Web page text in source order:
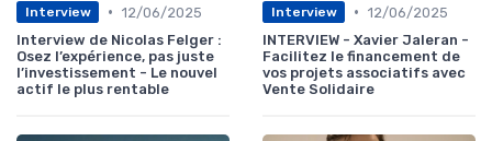
Interview • 12/06/2025
Interview de Nicolas Felger :
Osez l’expérience, pas juste
l’investissement - Le nouvel
actif le plus rentable
Interview • 12/06/2025
INTERVIEW - Xavier Jaleran -
Facilitez le financement de
vos projets associatifs avec
Vente Solidaire